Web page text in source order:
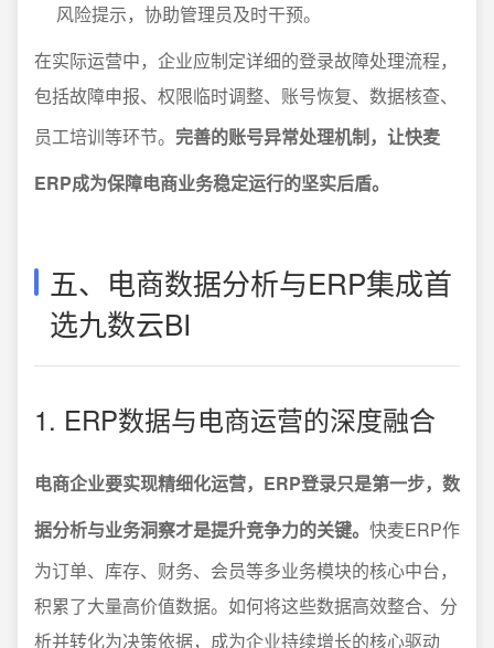
风险提示，协助管理员及时干预。
在实际运营中，企业应制定详细的登录故障处理流程，
包括故障申报、权限临时调整、账号恢复、数据核查、
员工培训等环节。 完善的账号异常处理机制，让快麦
ERP成为保障电商业务稳定运行的坚实后盾。
五、电商数据分析与ERP集成首
选九数云BI
1. ERP数据与电商运营的深度融合
电商企业要实现精细化运营，ERP登录只是第一步，数
据分析与业务洞察才是提升竞争力的关键。 快麦ERP作
为订单、库存、财务、会员等多业务模块的核心中台，
积累了大量高价值数据。如何将这些数据高效整合、分
析并转化为决策依据，成为企业持续增长的核心驱动